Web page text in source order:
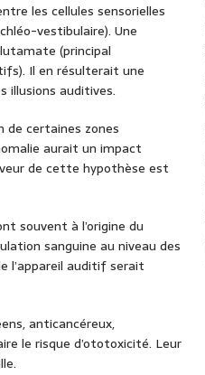
les cellules sensorielles
vestibulaire). Une
(principal
Il en résulterait une
illusions auditives.
de certaines zones
aurait un impact
de cette hypothèse est
souvent à l’origine du
sanguine au niveau des
l’appareil auditif serait
anticancéreux,
le risque d’ototoxicité. Leur